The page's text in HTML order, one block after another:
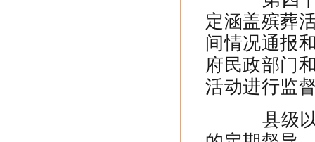
定涵盖殡葬
间情况通报
府民政部门
活动进行监
县级以